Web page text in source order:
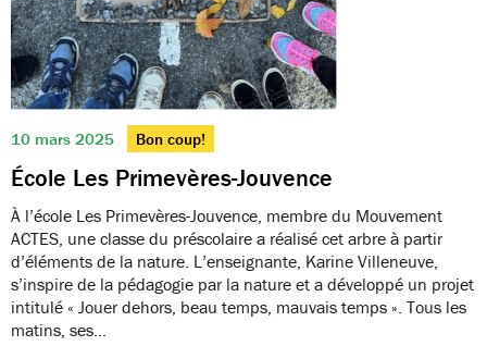
10 mars 2025 Bon coup!
École Les Primevères-Jouvence
À l’école Les Primevères-Jouvence, membre du Mouvement
ACTES, une classe du préscolaire a réalisé cet arbre à partir
d’éléments de la nature. L’enseignante, Karine Villeneuve,
s’inspire de la pédagogie par la nature et a développé un projet
intitulé « Jouer dehors, beau temps, mauvais temps ». Tous les
matins, ses…